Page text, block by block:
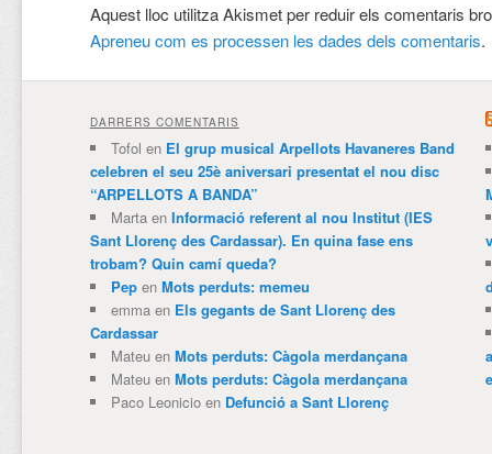
Aquest lloc utilitza Akismet per reduir els comentaris
Apreneu com es processen les dades dels comentaris.
DARRERS COMENTARIS
Tofol en El grup musical Arpellots Havaneres Band
celebren el seu 25è aniversari presentat el nou disc
“ARPELLOTS A BANDA”
Martaen Informació referent al nou Institut (IES
Sant Llorenç des Cardassar). En quina fase ens
trobam? Quin camí queda?
Pepen Mots perduts: memeu
emmaen Els gegants de Sant Llorenç des
Cardassar
Mateuen Mots perduts: Càgola merdançana
Mateuen Mots perduts: Càgola merdançana
Paco Leonicioen Defunció a Sant Llorenç